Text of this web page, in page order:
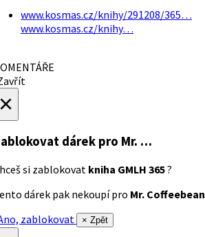
www.kosmas.cz/knihy/291208/365…
www.kosmas.cz/knihy…
dárek pro Mr. …
si zablokovat kniha GMLH 365?
dárek pak nekoupí pro Mr. Coffeebean
zablokovat
× Zpět